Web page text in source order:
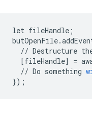
let fileHandle ;
butOpenFile.
// Destructure
[fileHandle] =
// Do something
});